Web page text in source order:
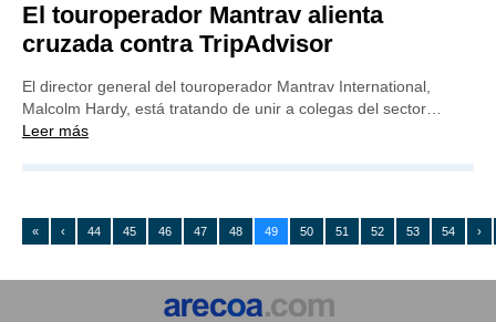
El touroperador Mantrav alienta
cruzada contra TripAdvisor
El director general del touroperador Mantrav International,
Malcolm Hardy, está tratando de unir a colegas del sector…
Leer más
« ‹ 44 45 46 47 48 49 50 51 52 53 54 ›